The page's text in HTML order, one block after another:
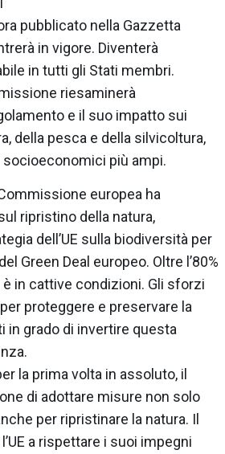
pubblicato nella Gazzetta
in vigore. Diventerà
in tutti gli Stati membri.
riesaminerà
e il suo impatto sui
della pesca e della silvicoltura,
più ampi.
europea ha
ripristino della natura,
dell’UE sulla biodiversità per
Green Deal europeo. Oltre l’80%
in cattive condizioni. Gli sforzi
proteggere e preservare la
in grado di invertire questa
la prima volta in assoluto, il
di adottare misure non solo
per ripristinare la natura. Il
a rispettare i suoi impegni